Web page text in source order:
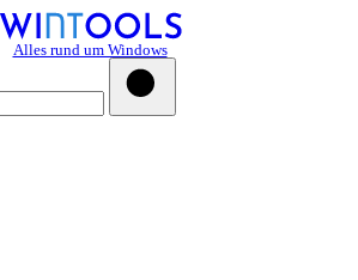
Alles rund um Windows